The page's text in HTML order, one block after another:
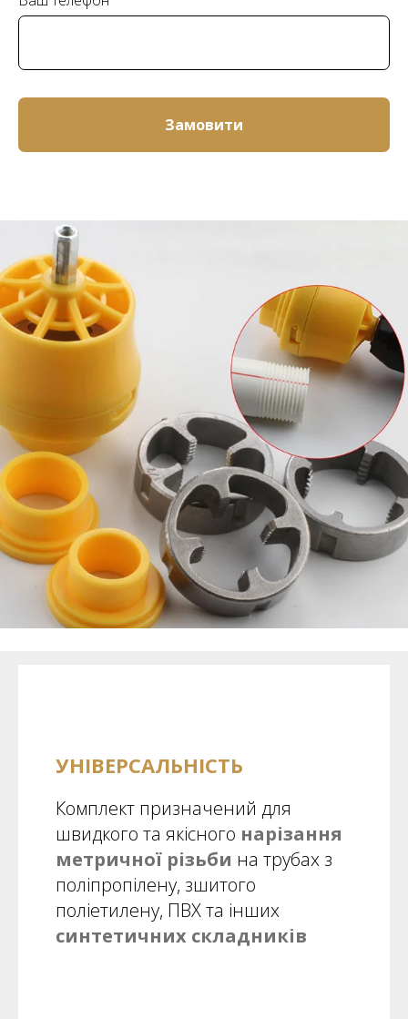
Замовити
УНІВЕРСАЛЬНІСТЬ
Комплект призначений для
швидкого та якісного нарізання
метричної різьби на трубах з
поліпропілену, зшитого
поліетилену, ПВХ та інших
синтетичних складників